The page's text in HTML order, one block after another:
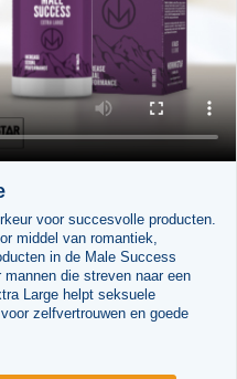
voor succesvolle producten.
middel van romantiek,
in de Male Success
die streven naar een
Large helpt seksuele
zelfvertrouwen en goede